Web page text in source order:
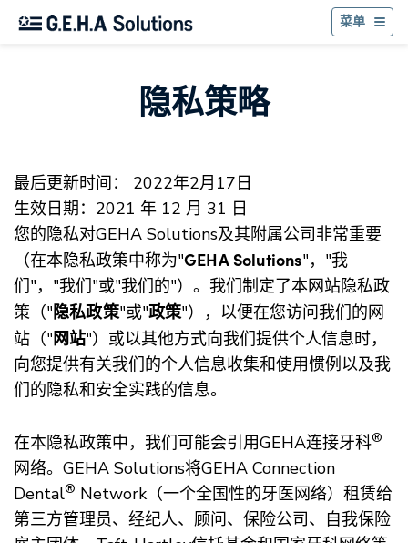
菜单 返
隐私策略
最后更新时间： 2022年2月17日
生效日期：2021 年 12 月 31 日
您的隐私对GEHA Solutions及其附属公司非常重要
（在本隐私政策中称为"GEHA Solutions"，"我
们"，"我们"或"我们的"）。我们制定了本网站隐私政
策（"隐私政策"或"政策"），以便在您访问我们的网
站（"网站"）或以其他方式向我们提供个人信息时，
向您提供有关我们的个人信息收集和使用惯例以及我
们的隐私和安全实践的信息。
在本隐私政策中，我们可能会引用GEHA连接牙科®
网络。GEHA Solutions将GEHA Connection
Dental® Network（一个全国性的牙医网络）租赁给
第三方管理员、经纪人、顾问、保险公司、自我保险